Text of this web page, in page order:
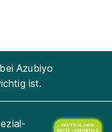
Azubiyo
ist.